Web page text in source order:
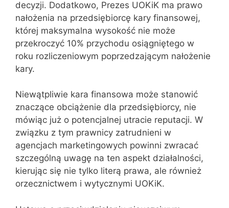
decyzji. Dodatkowo, Prezes UOKiK ma prawo
nałożenia na przedsiębiorcę kary finansowej,
której maksymalna wysokość nie może
przekroczyć 10% przychodu osiągniętego w
roku rozliczeniowym poprzedzającym nałożenie
kary.
Niewątpliwie kara finansowa może stanowić
znaczące obciążenie dla przedsiębiorcy, nie
mówiąc już o potencjalnej utracie reputacji. W
związku z tym prawnicy zatrudnieni w
agencjach marketingowych powinni zwracać
szczególną uwagę na ten aspekt działalności,
kierując się nie tylko literą prawa, ale również
orzecznictwem i wytycznymi UOKiK.